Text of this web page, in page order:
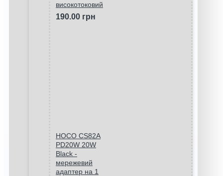
високотоковий
190.00 грн
HOCO CS82A
PD20W 20W
Black -
мережевий
адаптер на 1